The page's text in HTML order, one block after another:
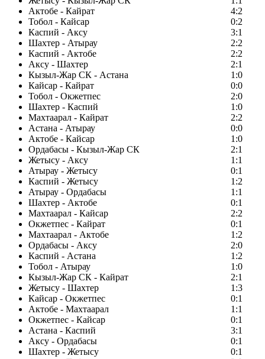
Актобе - Кайрат
4:2
Тобол - Кайсар
0:2
Каспий - Аксу
3:1
Шахтер - Атырау
2:2
Каспий - Актобе
2:2
Аксу - Шахтер
2:1
Кызыл-Жар СК - Астана
1:0
Кайсар - Кайрат
0:0
Тобол - Окжетпес
2:0
Шахтер - Каспий
1:0
Махтаарал - Кайрат
2:2
Астана - Атырау
0:0
Актобе - Кайсар
1:0
Ордабасы - Кызыл-Жар СК
2:1
Жетысу - Аксу
1:1
Атырау - Жетысу
0:1
Каспий - Жетысу
1:2
Атырау - Ордабасы
1:1
Шахтер - Актобе
0:1
Махтаарал - Кайсар
2:2
Окжетпес - Кайрат
0:1
Махтаарал - Актобе
1:2
Ордабасы - Аксу
2:0
Каспий - Астана
1:2
Тобол - Атырау
1:0
Кызыл-Жар СК - Кайрат
2:1
Жетысу - Шахтер
1:3
Кайсар - Окжетпес
0:1
Актобе - Махтаарал
1:1
Окжетпес - Кайсар
0:1
Астана - Каспий
3:1
Аксу - Ордабасы
0:1
Шахтер - Жетысу
0:1